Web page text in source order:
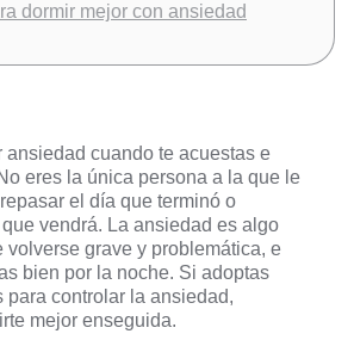
dormir mejor con ansiedad
ansiedad cuando te acuestas e
eres la única persona a la que le
el día que terminó o
vendrá. La ansiedad es algo
volverse grave y problemática, e
bien por la noche. Si adoptas
para controlar la ansiedad,
mejor enseguida.